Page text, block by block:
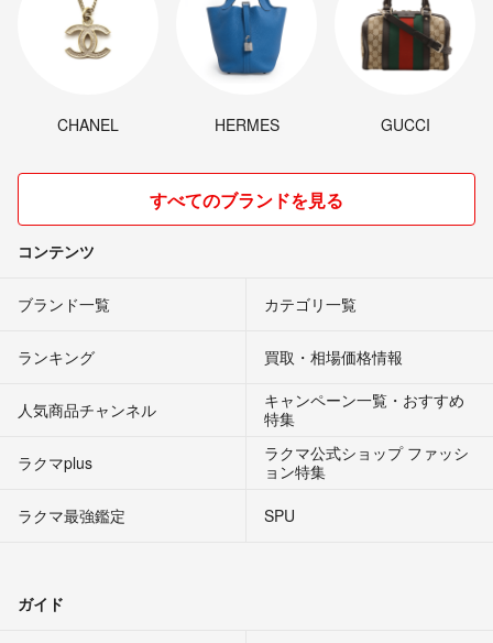
CHANEL HERMES GUCCI
すべてのブランドを見る
コンテンツ
ブランド一覧 カテゴリ一覧
ランキング 買取・相場価格情報
人気商品チャンネル
キャンペーン一覧・おすすめ
特集
ラクマplus
ラクマ公式ショップ ファッシ
ョン特集
ラクマ最強鑑定
SPU
ガイド